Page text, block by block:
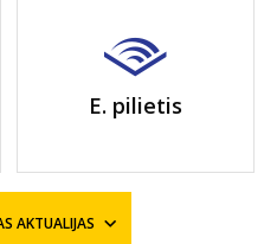
E. pilietis
AKTUALIJAS